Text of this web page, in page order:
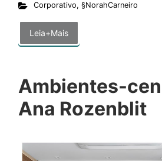
Corporativo, §NorahCarneiro
Leia+Mais
Ambientes-
Ana Rozenblit